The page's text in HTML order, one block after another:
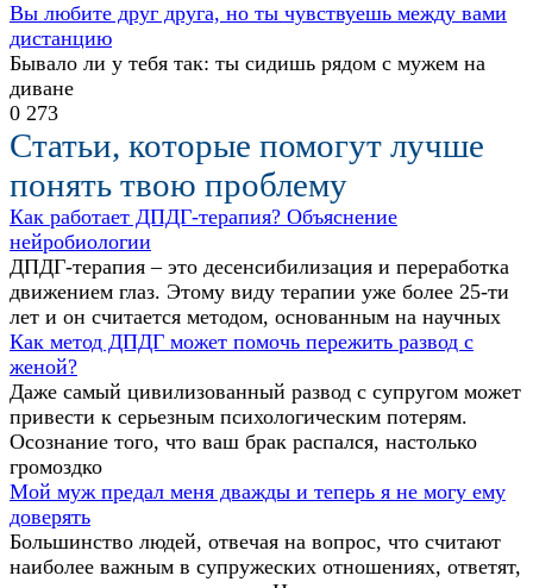
Вы любите друг друга, но ты чувствуешь между вами
дистанцию
Бывало ли у тебя так: ты сидишь рядом с мужем на
диване
0 273
Статьи, которые помогут лучше
понять твою проблему
Как работает ДПДГ-терапия? Объяснение
нейробиологии
ДПДГ-терапия – это десенсибилизация и переработка
движением глаз. Этому виду терапии уже более 25-ти
лет и он считается методом, основанным на научных
Как метод ДПДГ может помочь пережить развод с
женой?
Даже самый цивилизованный развод с супругом может
привести к серьезным психологическим потерям.
Осознание того, что ваш брак распался, настолько
громоздко
Мой муж предал меня дважды и теперь я не могу ему
доверять
Большинство людей, отвечая на вопрос, что считают
наиболее важным в супружеских отношениях, ответят,